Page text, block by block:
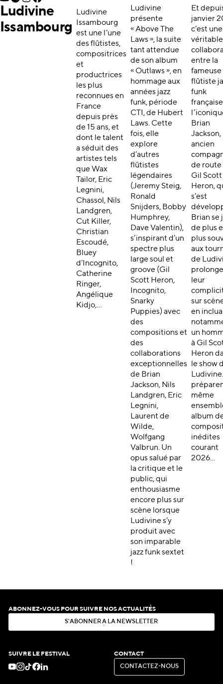
Ludivine
Issambourg
Ludivine
Issambourg
est une l’une
des flûtistes,
compositrices
et
productrices
les plus
reconnues en
France
depuis près
de 15 ans, et
dont le talent
a séduit des
artistes tels
que Wax
Tailor, Eric
Legnini,
Chassol, Nils
Landgren,
Cut Killer,
Christian
Escoudé,
Bluey
d’Incognito,
Catherine
Ringer,
Angélique
Kidjo,…
Ludivine
présente
« Above The
Laws », la suite
tant attendue
de son album
« Outlaws », en
hommage aux
années jazz
funk, période
CTI, de Hubert
Laws. Cette
fois, elle
explore
d’autres
flûtistes
légendaires
(Jeremy Steig,
Ronald
Snijders, Bobby
Humphrey,
Dave Valentin),
s’inspirant d’un
spectre plus
large soul et
groove (Gil
Scott Heron,
Incognito,
Snarky
Puppies) avec
des
compositions et
des
collaborations
exceptionnelles
de Brian
Jackson, Nils
Landgren, Eric
Legnini,
Laurent de
Wilde,
Wolfgang
Valbrun. Un
opus salué par
la critique et le
public, qui
enthousiasme
encore plus sur
scène lorsque
Ludivine s’y
produit avec
son imparable
jazz funk sextet
!
Et
janvier
c’est une
véritable
entre la
fameuse
flûtiste
funk
Brian
Jackson,
ancien
de route
Gil Scott
Heron,
s’est
Brian se
de plus
plus
aux
de
leur
sur
en
un
à Gil
Heron
le show
même
album
inédites
courant
2026…
ABONNEZ-VOUS POUR SUIVRE NOS ACTUALITÉS
S'ABON N ER À LA N EWSLE ER
SUIVRE LE FESTIVAL CONTACT
CON ACT EZ-N OUS
CONTACTEZ-NOUS